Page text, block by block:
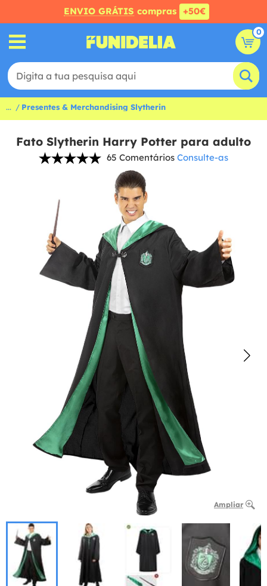
ENVIO GRÁTIS compras +50€
0
... Presentes & Merchandising Slytherin
Fato Slytherin Harry Potter para adulto
65 Comentários Consulte-as
Ampliar